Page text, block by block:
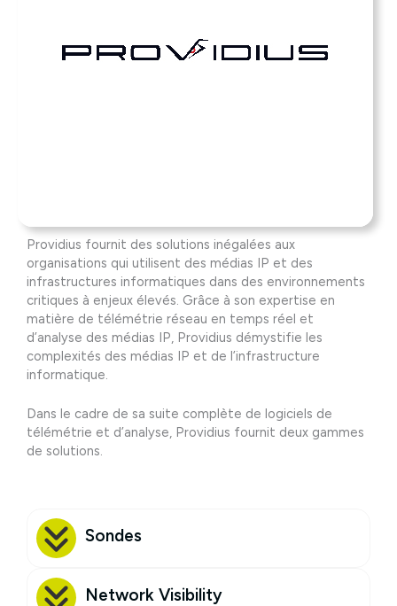
Providius fournit des solutions inégalées aux
organisations qui utilisent des médias IP et des
infrastructures informatiques dans des environnements
critiques à enjeux élevés. Grâce à son expertise en
matière de télémétrie réseau en temps réel et
d’analyse des médias IP, Providius démystifie les
complexités des médias IP et de l’infrastructure
informatique.
Dans le cadre de sa suite complète de logiciels de
télémétrie et d’analyse, Providius fournit deux gammes
de solutions.
Sondes
Network Visibility